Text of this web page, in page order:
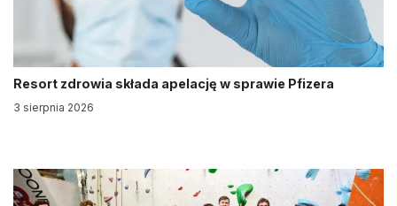
Resort zdrowia składa apelację w sprawie Pfizera
3 sierpnia 2026